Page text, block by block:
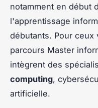
notamment en début
l'apprentissage
débutants. Pour ceux
parcours Master
intègrent des
computing,
artificielle.